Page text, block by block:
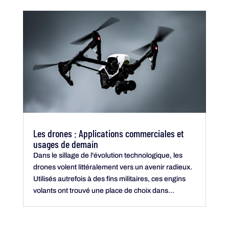
Les drones : Applications commerciales et
usages de demain
Dans le sillage de l'évolution technologique, les
drones volent littéralement vers un avenir radieux.
Utilisés autrefois à des fins militaires, ces engins
volants ont trouvé une place de choix dans...